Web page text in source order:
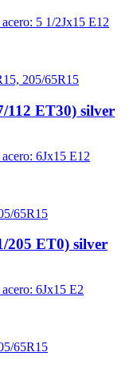
205/65R15
112 ET30) silver
65R15
205 ET0) silver
65R15